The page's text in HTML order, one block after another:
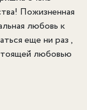
Пожизненная
любовь к
еще ни раз ,
любовью